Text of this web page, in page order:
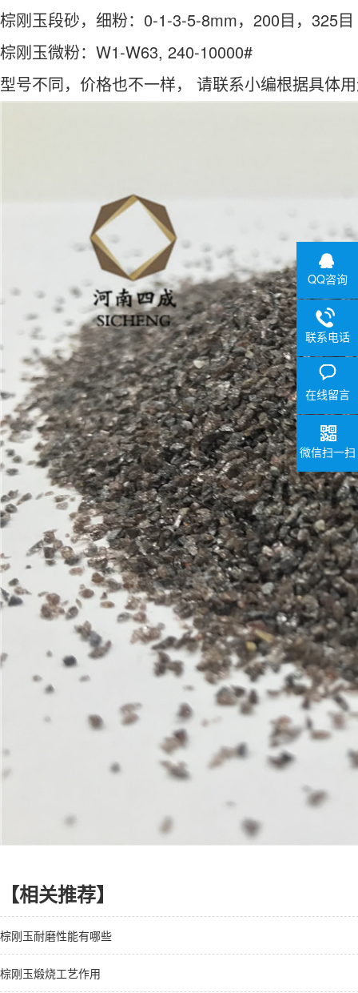
棕刚玉段砂，细粉：0-1-3-5-8mm，200目，325目
棕刚玉微粉：W1-W63, 240-10000#
型号不同，价格也不一样， 请联系小编根据具体
【相关推荐】
棕刚玉耐磨性能有哪些
棕刚玉煅烧工艺作用
QQ咨询
联系电话
在线留言
微信扫一扫